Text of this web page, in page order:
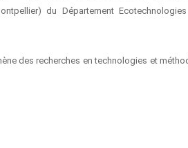
du Département Ecotechnologies
des recherches en technologies et